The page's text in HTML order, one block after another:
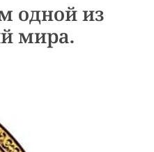
одной из
мира.